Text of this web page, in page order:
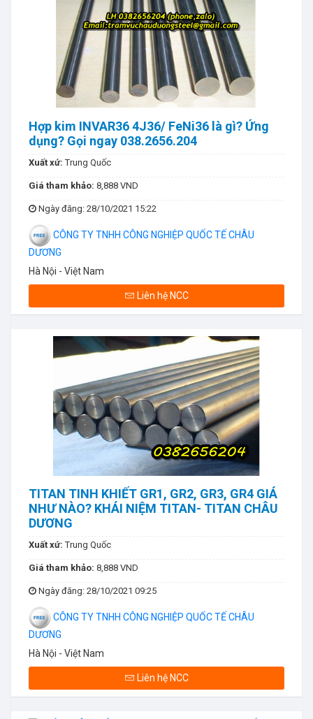
Hợp kim INVAR36 4J36/ FeNi36 là gì? Ứng
dụng? Gọi ngay 038.2656.204
Xuất xứ:Trung Quốc
Giá tham khảo: 8,888 VND
Ngày đăng: 28/10/2021 15:22
CÔNG TY TNHH CÔNG NGHIỆP QUỐC TẾ CHÂU
DƯƠNG
Hà Nội - Việt Nam
Liên hệ NCC
TITAN TINH KHIẾT GR1, GR2, GR3, GR4 GIÁ
NHƯ NÀO? KHÁI NIỆM TITAN- TITAN CHÂU
DƯƠNG
Xuất xứ:Trung Quốc
Giá tham khảo: 8,888 VND
Ngày đăng: 28/10/2021 09:25
CÔNG TY TNHH CÔNG NGHIỆP QUỐC TẾ CHÂU
DƯƠNG
Hà Nội - Việt Nam
Liên hệ NCC